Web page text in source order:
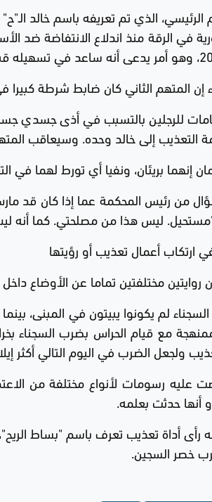
الرئيسي، الذي تم تعريفه باسم خالد
إن المتهم الثاني كان ضابط شرطة كبيرا
للرجلين بالتسبب في أذى جسدي
إلى خالد وحده. وسيعاقب المتهمان بالسجن
إنهما بريئان، ونفيا أي تورط لهما في
من رئيس المحكمة عما إذا كان قد
ليس هذا من مصلحتي. كما أنه
ارتكاب أعمال تعذيب أو رؤيتها
روايتين مختلفتين تماما عن الأوضاع
مع قيام الحراس بضرب السجناء
ولجعل الضرب في اليوم التالي أكثر
عليه رسومات لأنواع مختلفة من
أنها حدثت بعلمه.
أنه رأى أداة تعذيب تعرف باسم "بساط
خصر السجين.